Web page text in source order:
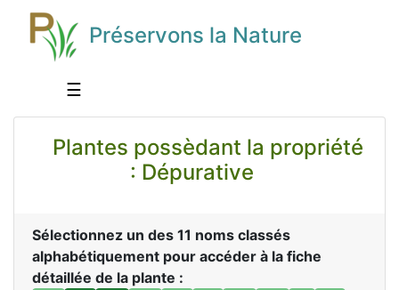
Préservons la Nature
☰
Plantes possèdant la propriété
: Dépurative
Sélectionnez un des 11 noms classés
alphabétiquement pour accéder à la fiche
détaillée de la plante :